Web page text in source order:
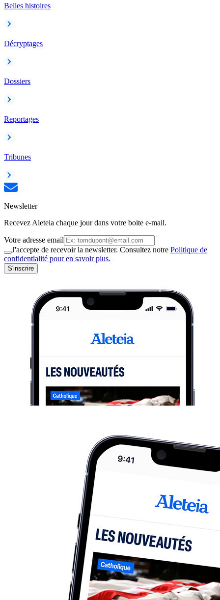
Belles histoires
Décryptages
Dossiers
Reportages
Tribunes
Newsletter
Recevez Aleteia chaque jour dans votre boite e-mail.
Votre adresse email
J'accepte de recevoir la newsletter. Consultez notre Politique de
confidentialité pour en savoir plus.
S'inscrire